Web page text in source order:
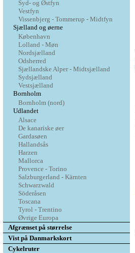
Syd- og Østfyn
Vestfyn
Vissenbjerg - Tommerup - Midtfyn
Sjælland og øerne
København
Lolland - Møn
Nordsjælland
Odsherred
Sjællandske Alper - Midtsjælland
Sydsjælland
Vestsjælland
Bornholm
Bornholm (nord)
Udlandet
Alsace
De kanariske øer
Gardasøen
Hallandsås
Harzen
Mallorca
Provence - Torino
Salzburgerland - Kärnten
Schwarzwald
Söderåsen
Toscana
Tyrol - Trentino
Øvrige Europa
Afgrænset på størrelse
Vist på Danmarkskort
Cykelruter